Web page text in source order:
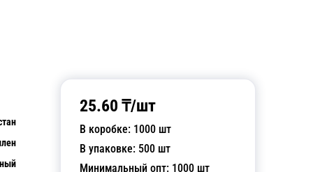
25.60 ₸/шт
В коробке: 1000 шт
В упаковке: 500 шт
Минимальный опт: 1000 шт